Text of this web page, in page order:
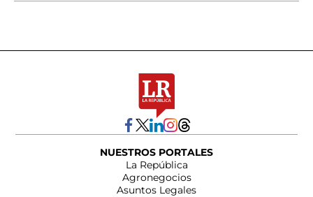
NUESTROS PORTALES
La República
Agronegocios
Asuntos Legales